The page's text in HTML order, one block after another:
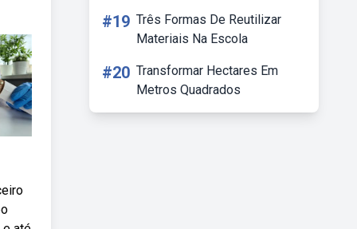
#19 Três Formas De Reutilizar
Materiais Na Escola
#20 Transformar Hectares Em
Metros Quadrados